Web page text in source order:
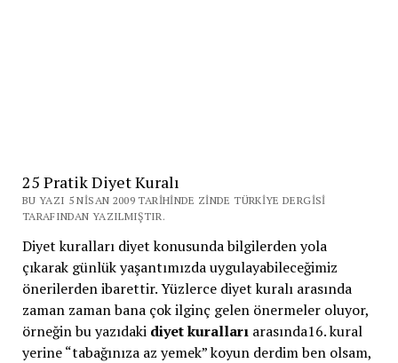
25 Pratik Diyet Kuralı
BU YAZI 5 NISAN 2009 TARIHINDE ZINDE TÜRKIYE DERGISI
TARAFINDAN YAZILMIŞTIR.
Diyet kuralları diyet konusunda bilgilerden yola
çıkarak günlük yaşantımızda uygulayabileceğimiz
önerilerden ibarettir. Yüzlerce diyet kuralı arasında
zaman zaman bana çok ilginç gelen önermeler oluyor,
örneğin bu yazıdaki diyet kurallarıarasında16. kural
yerine “tabağınıza az yemek” koyun derdim ben olsam,